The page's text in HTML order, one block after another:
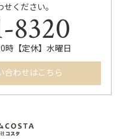
ください。
8320
時【定休】水曜日
合わせはこちら